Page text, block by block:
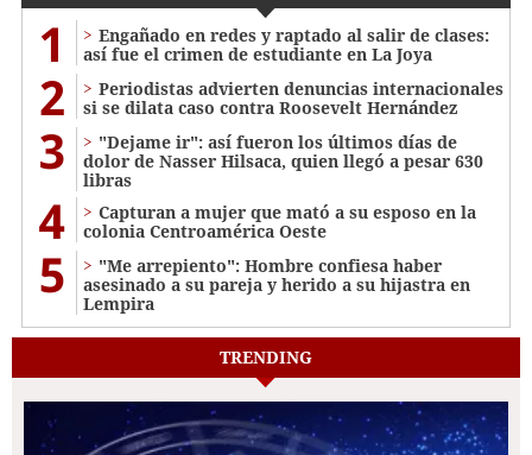
1
Engañado en redes y raptado al salir de clases:
así fue el crimen de estudiante en La Joya
2
Periodistas advierten denuncias internacionales
si se dilata caso contra Roosevelt Hernández
3
"Dejame ir": así fueron los últimos días de
dolor de Nasser Hilsaca, quien llegó a pesar 630
libras
4
Capturan a mujer que mató a su esposo en la
colonia Centroamérica Oeste
5
"Me arrepiento": Hombre confiesa haber
asesinado a su pareja y herido a su hijastra en
Lempira
TRENDING